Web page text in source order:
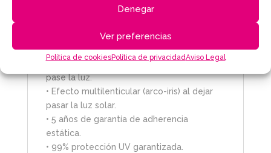
Denegar
Ver preferencias
Política de cookiesPolítica de privacidadAviso Legal
• SIN adhesivo. Se adhiere por estática.
• Reposicionable y reutilizable. Lo puedes
poner y sacar las veces que quieras.
• Proporciona privacidad pero permite que
pase la luz.
• Efecto multilenticular (arco-iris) al dejar
pasar la luz solar.
• 5 años de garantía de adherencia
estática.
• 99% protección UV garantizada.